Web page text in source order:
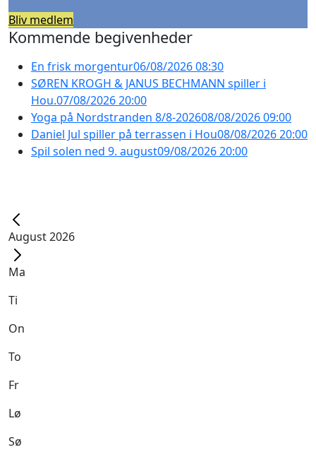
Bliv medlem
Kommende begivenheder
En frisk morgentur06/08/2026 08:30
SØREN KROGH & JANUS BECHMANN spiller i
Hou.07/08/2026 20:00
Yoga på Nordstranden 8/8-202608/08/2026 09:00
Daniel Jul spiller på terrassen i Hou08/08/2026 20:00
Spil solen ned 9. august09/08/2026 20:00
August 2026
Ma
Ti
On
To
Fr
Lø
Sø